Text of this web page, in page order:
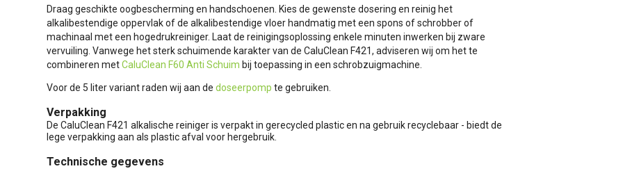
Draag geschikte oogbescherming en handschoenen. Kies de gewenste dosering en reinig het
alkalibestendige oppervlak of de alkalibestendige vloer handmatig met een spons of schrobber of
machinaal met een hogedrukreiniger. Laat de reinigingsoplossing enkele minuten inwerken bij zware
vervuiling. Vanwege het sterk schuimende karakter van de CaluClean F421, adviseren wij om het te
combineren metCaluClean F60 Anti Schuim bij toepassing in een schrobzuigmachine.
Voor de 5 liter variant raden wij aan de doseerpomp te gebruiken.
Verpakking
De CaluClean F421 alkalische reiniger is verpakt in gerecycled plastic en na gebruik recyclebaar - biedt de
lege verpakking aan als plastic afval voor hergebruik.
Technische gegevens